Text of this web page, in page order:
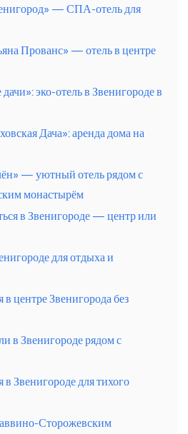
— СПА-отель для
Прованс» — отель в центре
эко-отель в Звенигороде в
Дача»: аренда дома на
— уютный отель рядом с
монастырём
в Звенигороде — центр или
для отдыха и
в центре Звенигорода без
в Звенигороде рядом с
в Звенигороде для тихого
Сторожевским